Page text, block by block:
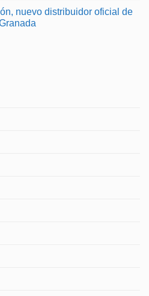
nuevo distribuidor oficial de